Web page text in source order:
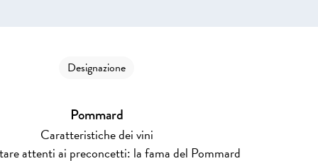
Designazione
Pommard
Caratteristiche dei vini
attenti ai preconcetti: la fama del Pommard